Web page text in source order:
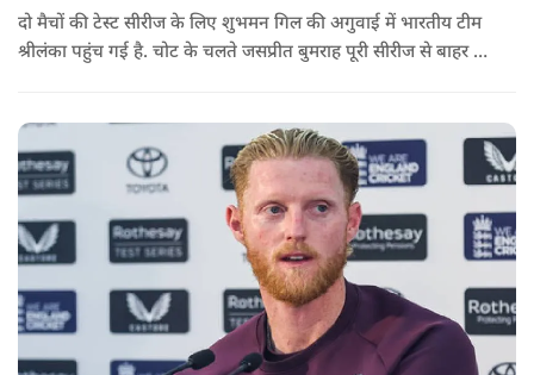
दो मैचों की टेस्ट सीरीज के लिए शुभमन गिल की अगुवाई में भारतीय टीम
श्रीलंका पहुंच गई है. चोट के चलते जसप्रीत बुमराह पूरी सीरीज से बाहर हो